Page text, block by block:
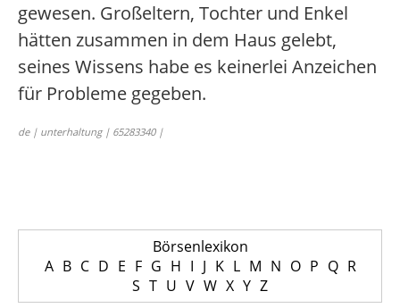
gewesen. Großeltern, Tochter und Enkel
hätten zusammen in dem Haus gelebt,
seines Wissens habe es keinerlei Anzeichen
für Probleme gegeben.
de | unterhaltung | 65283340 |
Börsenlexikon
A B C D E F G H I J K L M N O P Q R
S T U V W X Y Z